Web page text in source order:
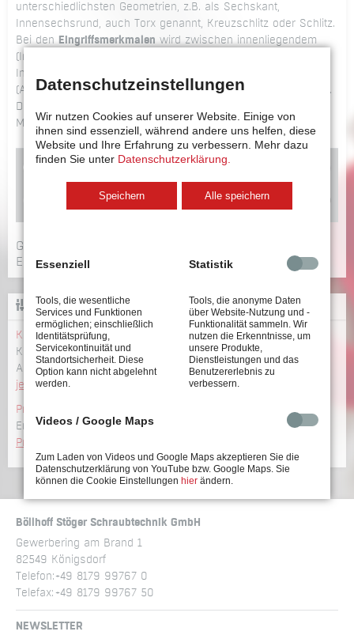
unterschiedlichsten Geometrien, z.B. als Sechskant,
Innensechsrund, auch Torx genannt, Kreuzschlitz oder Schlitz.
Bei den
Eingriffsmerkmalen wird zwischen innenliegendem
(Innensechskant, auch Inbus genannt, Schlitz, Kreuzschlitz,
Innentorx…) oder außenliegendem
(Außensechskant, Außenvielzahn, Außentorx…) unterschieden.
Dieses
Mundstücks am Schrauber, das die Schraube aufnimmt.
Grafik: Beispiele von unterschiedlichen
Eingriffsmerkmalen
KONFIGURATOR
Konfigurator
Konfigurieren Sie Ihr Schraubsystem incl. CAD-Daten und
Abmessungen
jetzt konfigurieren >>
Produktübersicht
Erhalten Sie einen Überblick über unsere umfangreiche
Produktpalette >>
Böllhoff Stöger Schraubtechnik GmbH
Gewerbering am Brand 1
82549 Königsdorf
Telefon:+49 8179 99767 0
Telefax:+49 8179 99767 50
NEWSLETTER
Datenschutzeinstellungen
Wir nutzen Cookies auf unserer Website. Einige von
ihnen sind essenziell, während andere uns helfen, diese
Website und Ihre Erfahrung zu verbessern. Mehr dazu
finden Sie unter Datenschutzerklärung.
Speichern Alle speichern
Essenziell
Tools, die wesentliche
Services und Funktionen
ermöglichen; einschließlich
Identitätsprüfung,
Servicekontinuität und
Standortsicherheit. Diese
Option kann nicht abgelehnt
werden.
Statistik
Tools, die anonyme Daten
über Website-Nutzung und -
Funktionalität sammeln. Wir
nutzen die Erkenntnisse, um
unsere Produkte,
Dienstleistungen und das
Benutzererlebnis zu
verbessern.
Videos / Google Maps
Zum Laden von Videos und Google Maps akzeptieren Sie die
Datenschutzerklärung von YouTube bzw. Google Maps. Sie
können die Cookie Einstellungen hier ändern.